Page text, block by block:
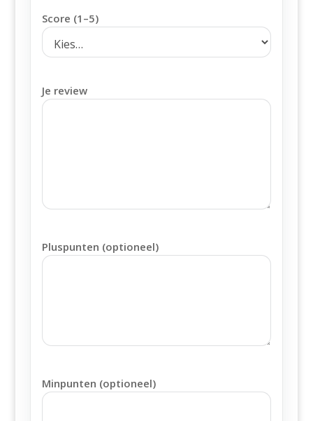
Score (1–5)
Je review
Pluspunten (optioneel)
Minpunten (optioneel)